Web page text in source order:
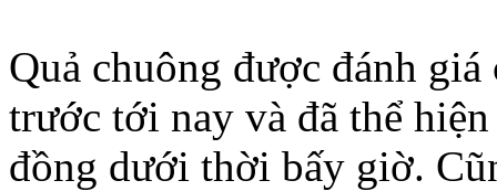
Quả chuông được đánh
trước tới nay và đã thể
đồng dưới thời bấy giờ.